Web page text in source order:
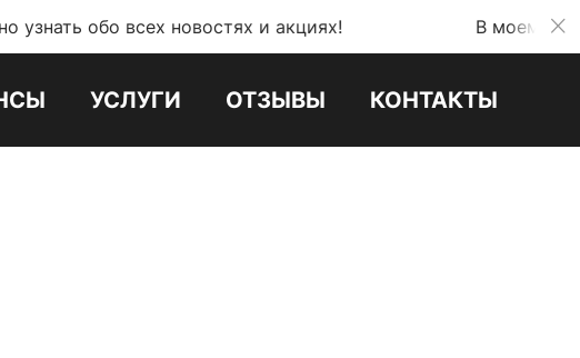
УСЛУГИ ОТЗЫВЫ КОНТАКТЫ
новостях и акциях! В моем телеграмм